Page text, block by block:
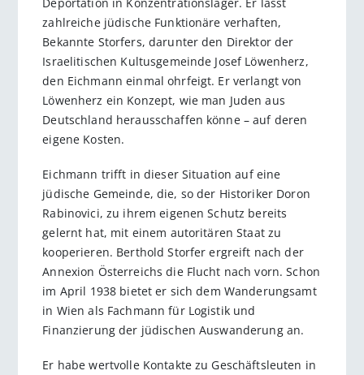
Deportation in Konzentrationslager. Er lässt
zahlreiche jüdische Funktionäre verhaften,
Bekannte Storfers, darunter den Direktor der
Israelitischen Kultusgemeinde Josef Löwenherz,
den Eichmann einmal ohrfeigt. Er verlangt von
Löwenherz ein Konzept, wie man Juden aus
Deutschland herausschaffen könne – auf deren
eigene Kosten.
Eichmann trifft in dieser Situation auf eine
jüdische Gemeinde, die, so der Historiker Doron
Rabinovici, zu ihrem eigenen Schutz bereits
gelernt hat, mit einem autoritären Staat zu
kooperieren. Berthold Storfer ergreift nach der
Annexion Österreichs die Flucht nach vorn. Schon
im April 1938 bietet er sich dem Wanderungsamt
in Wien als Fachmann für Logistik und
Finanzierung der jüdischen Auswanderung an.
Er habe wertvolle Kontakte zu Geschäftsleuten in